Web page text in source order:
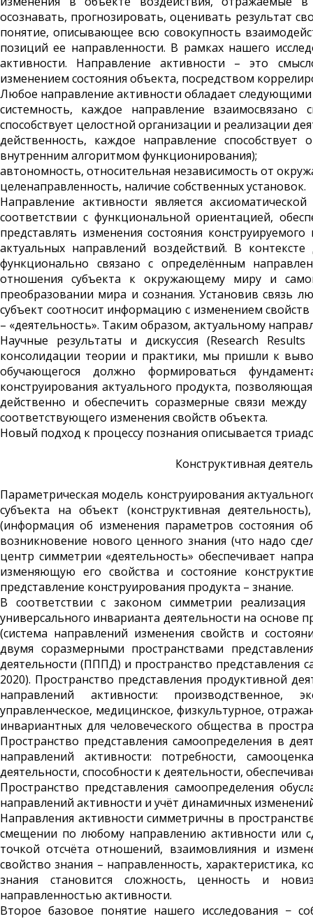
осознавать, прогнозировать, оценивать результат
понятие, описывающее всю совокупность
позиций ее направленности. В рамках нашего
активности. Направле­ние активности – это
изменением состояния объекта, посредством
Любое направление активности обладает следующими
системность, каждое направление
способствует целостной организации и реализации
действенность, каждое направление
внутренним алгоритмом функционирования);
автономность, относительная независимость от
целенаправленность, наличие собственных установок.
Направление активности является
соответствии с функциональной ориента­цией,
представлять изменения состояния
актуальных направлений воздействий. В
функционально связано с определённым
отношения субъекта к окружающему миру и
преобразовании мира и сознания. Установив связь
субъект соотносит информацию с изменением
– «деятельность». Таким образом, актуальному
Научные результаты и дискуссия (Research
консолидации теории и практики, мы пришли к
обучающегося должно формироваться
конструирования актуального продукта,
действенно и обеспечить соразмерные связи
соответствующего изменения свойств объекта.
Новый подход к процессу познания описывается
Конструктивная
Параметрическая модель конструиро­вания
субъекта на объект (конструктивная
(информация об изменения параметров состояния
возникновение нового ценного знания (что надо
центр симметрии «деятельность» обеспечивает
изменяющую его свойства и состояние
представление конструирования продукта – знание.
В соответствии с законом симметрии
универсаль­ного инварианта деятельности на основе
(система направлений изменения свойств и
двумя соразмерными пространствами
деятельности (ПППД) и пространство представления
2020). Пространство представления продуктивной
направлений актив­ности: производственное,
управленческое, медицинское, физкультур­ное,
инвариантных для человеческого общества в
Пространство представления самоопределения в
направлений активности: потребности,
деятельности, способности к деятельности,
Пространство представле­ния самоопределения
направлений активности и учёт динамичных
Направления активности симметричны в
смещении по любому направлению активности или
точкой отсчёта отношений, взаимо­влияния и
свойство знания – направленность,
знания становится сложность, ценность и
направленностью активности.
Второе базовое понятие нашего исследования −